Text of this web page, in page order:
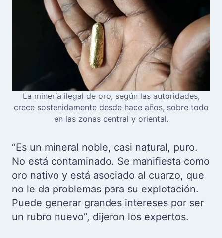
La minería ilegal de oro, según las autoridades,
crece sostenidamente desde hace años, sobre todo
en las zonas central y oriental.
“Es un mineral noble, casi natural, puro.
No está contaminado. Se manifiesta como
oro nativo y está asociado al cuarzo, que
no le da problemas para su explotación.
Puede generar grandes intereses por ser
un rubro nuevo”, dijeron los expertos.